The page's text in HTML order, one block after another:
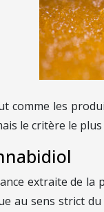
comme les
le critère le
extraite de la
au sens strict